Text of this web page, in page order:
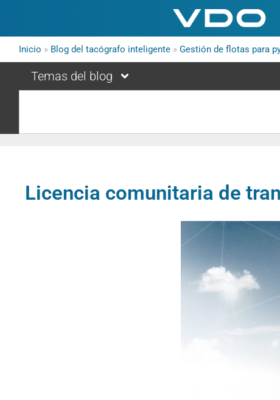
Inicio » Blog del tacógrafo inteligente » Gestión de flotas para
Temas del blog
Licencia comunitaria de